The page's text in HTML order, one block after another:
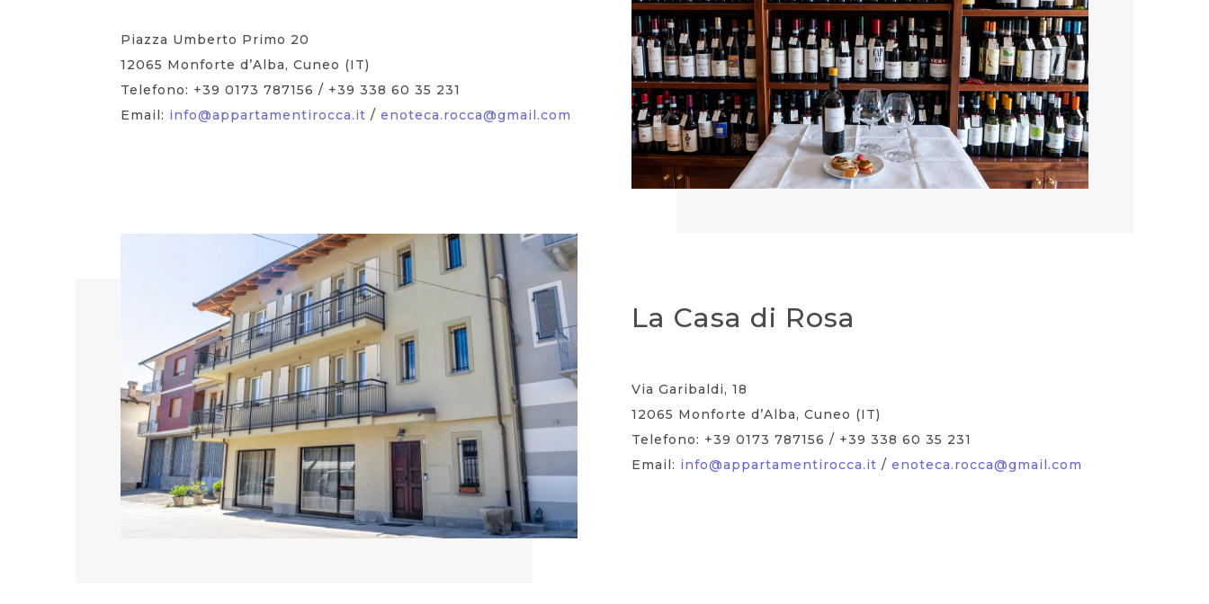
Piazza Umberto Primo 20
12065 Monforte d’Alba, Cuneo (IT)
Telefono: +39 0173 787156 / +39 338 60 35 231
Email: info@appartamentirocca.it /enoteca.rocca@gmail.com
La Casa di Rosa
Via Garibaldi, 18
12065 Monforte d’Alba, Cuneo (IT)
Telefono: +39 0173 787156 / +39 338 60 35 231
Email: info@appartamentirocca.it / enoteca.rocca@gmail.com